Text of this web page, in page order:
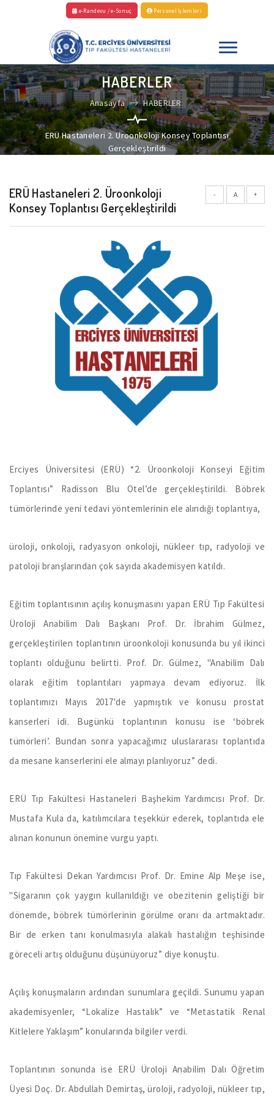
e-Randevu / e-Sonuç Personel İşlemleri
HABERLER
Anasayfa HABERLER
ERÜ Hastaneleri 2. Üroonkoloji Konsey Toplantısı
Gerçekleştirildi
- A +
ERÜ Hastaneleri 2. Üroonkoloji
Konsey Toplantısı Gerçekleştirildi
Erciyes Üniversitesi (ERÜ) “2. Üroonkoloji Konseyi Eğitim
Toplantısı” Radisson Blu Otel’de gerçekleştirildi. Böbrek
tümörlerinde yeni tedavi yöntemlerinin ele alındığı toplantıya,
üroloji, onkoloji, radyasyon onkoloji, nükleer tıp, radyoloji ve
patoloji branşlarından çok sayıda akademisyen katıldı.
Eğitim toplantısının açılış konuşmasını yapan ERÜ Tıp Fakültesi
Üroloji Anabilim Dalı Başkanı Prof. Dr. İbrahim Gülmez,
gerçekleştirilen toplantının üroonkoloji konusunda bu yıl ikinci
toplantı olduğunu belirtti. Prof. Dr. Gülmez, "Anabilim Dalı
olarak eğitim toplantıları yapmaya devam ediyoruz. İlk
toplantımızı Mayıs 2017'de yapmıştık ve konusu prostat
kanserleri idi. Bugünkü toplantının konusu ise ‘böbrek
tümörleri’. Bundan sonra yapacağımız uluslararası toplantıda
da mesane kanserlerini ele almayı planlıyoruz” dedi.
ERÜ Tıp Fakültesi Hastaneleri Başhekim Yardımcısı Prof. Dr.
Mustafa Kula da, katılımcılara teşekkür ederek, toplantıda ele
alınan konunun önemine vurgu yaptı.
Tıp Fakültesi Dekan Yardımcısı Prof. Dr. Emine Alp Meşe ise,
"Sigaranın çok yaygın kullanıldığı ve obezitenin geliştiği bir
dönemde, böbrek tümörlerinin görülme oranı da artmaktadır.
Bir de erken tanı konulmasıyla alakalı hastalığın teşhisinde
göreceli artış olduğunu düşünüyoruz” diye konuştu.
Açılış konuşmaların ardından sunumlara geçildi. Sunumu yapan
akademisyenler, “Lokalize Hastalık” ve “Metastatik Renal
Kitlelere Yaklaşım” konularında bilgiler verdi.
Toplantının sonunda ise ERÜ Üroloji Anabilim Dalı Öğretim
Üyesi Doç. Dr. Abdullah Demirtaş, üroloji, radyoloji, nükleer tıp,